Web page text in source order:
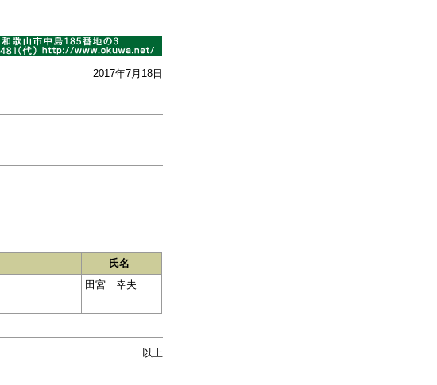
2017年7月18日
氏名
田宮 幸夫
以上